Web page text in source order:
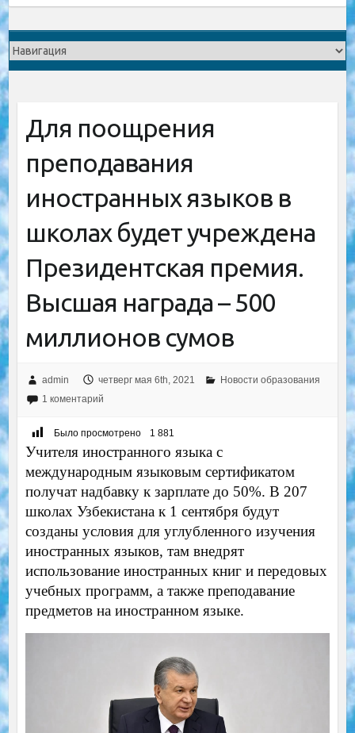
Для поощрения
преподавания
иностранных языков в
школах будет учреждена
Президентская премия.
Высшая награда – 500
миллионов сумов
admin четверг мая 6th, 2021
Новости образования
1 коментарий
Было просмотрено 1 881
Учителя иностранного языка с
международным языковым сертификатом
получат надбавку к зарплате до 50%. В 207
школах Узбекистана к 1 сентября будут
созданы условия для углубленного изучения
иностранных языков, там внедрят
использование иностранных книг и передовых
учебных программ, а также преподавание
предметов на иностранном языке.